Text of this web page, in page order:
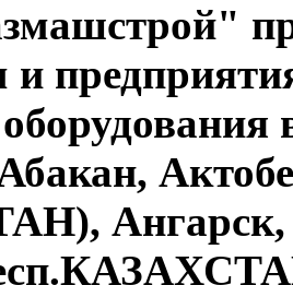
и
Ангарск,